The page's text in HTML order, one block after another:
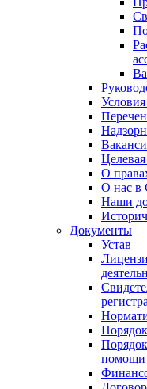
О
О нас
Наши
Документы
Устав
помощи